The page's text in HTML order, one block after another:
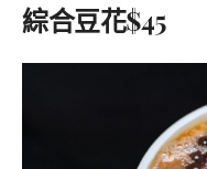
綜合豆花$45